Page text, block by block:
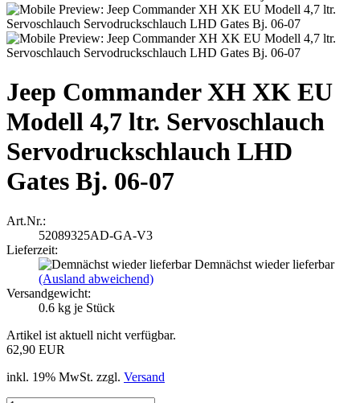
Jeep Commander XH XK EU
Modell 4,7 ltr. Servoschlauch
Servodruckschlauch LHD
Gates Bj. 06-07
Art.Nr.:
52089325AD-GA-V3
Lieferzeit:
Demnächst wieder lieferbar
(Ausland abweichend)
Versandgewicht:
0.6 kg je Stück
Artikel ist aktuell nicht verfügbar.
62,90 EUR
inkl. 19% MwSt. zzgl. Versand